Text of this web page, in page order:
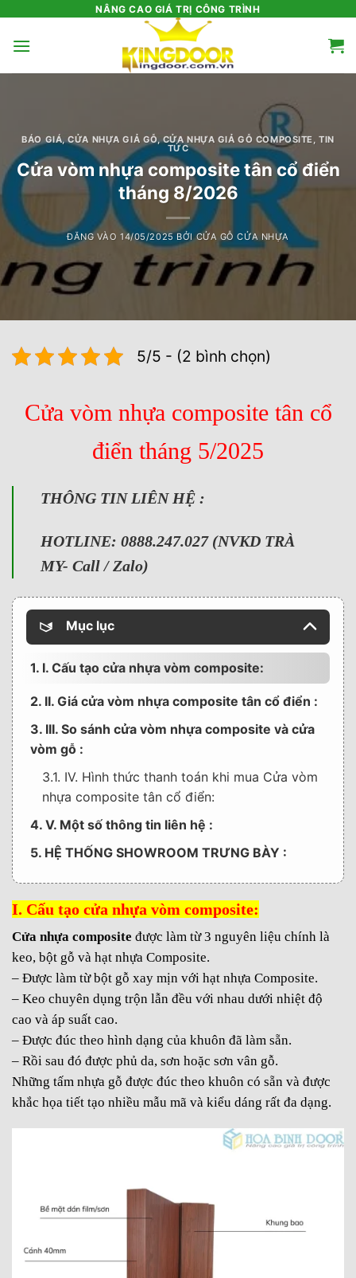
nội
NÂNG CAO GIÁ TRỊ CÔNG TRÌNH
BÁO GIÁ,CỬA NHỰA GIẢ GỖ,CỬA NHỰA GIẢ GỖ COMPOSITE, TIN
TỨC
Cửa vòm nhựa composite tân cổ điển
tháng 8/2026
ĐĂNG VÀO14/05/2025 BỞICỬA GỖ CỬA NHỰA
5/5 - (2 bình chọn)
Cửa vòm nhựa composite tân cổ
điển tháng 5/2025
THÔNG TIN LIÊN HỆ :
HOTLINE: 0888.247.027 (NVKD TRÀ
MY- Call / Zalo)
Mục lục
1. I. Cấu tạo cửa nhựa vòm composite:
2. II. Giá cửa vòm nhựa composite tân cổ điển :
3. III. So sánh cửa vòm nhựa composite và cửa
vòm gỗ :
3.1. IV. Hình thức thanh toán khi mua Cửa vòm
nhựa composite tân cổ điển:
4. V. Một số thông tin liên hệ :
5. HỆ THỐNG SHOWROOM TRƯNG BÀY :
I. Cấu tạo cửa nhựa vòm composite:
Cửa nhựa composite được làm từ 3 nguyên liệu chính là
keo, bột gỗ và hạt nhựa Composite.
– Được làm từ bột gỗ xay mịn với hạt nhựa Composite.
– Keo chuyên dụng trộn lẫn đều với nhau dưới nhiệt độ
cao và áp suất cao.
– Được đúc theo hình dạng của khuôn đã làm sẵn.
– Rồi sau đó được phủ da, sơn hoặc sơn vân gỗ.
Những tấm nhựa gỗ được đúc theo khuôn có sẵn và được
khắc họa tiết tạo nhiều mẫu mã và kiểu dáng rất đa dạng.